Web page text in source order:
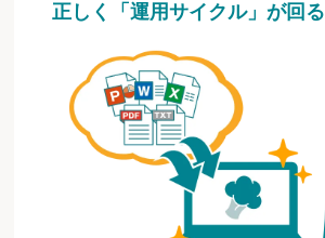
正しく「運用サイクル」が回る